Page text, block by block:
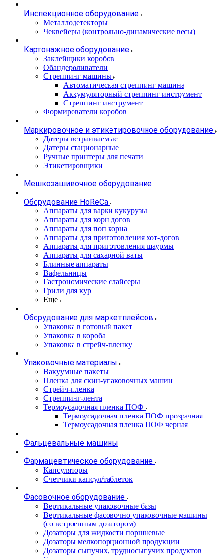
Инспекционное оборудование
Металлодетекторы
Чеквейеры (контрольно-динамические весы)
Картонажное оборудование
Заклейщики коробов
Обандероливатели
Стреппинг машины
Автоматическая стреппинг машина
Аккумуляторный стреппинг инструмент
Стреппинг инструмент
Формирователи коробов
Маркировочное и этикетировочное оборудование
Датеры встраиваемые
Датеры стационарные
Ручные принтеры для печати
Этикетировщики
Мешкозашивочное оборудование
Оборудование HoReCa
Аппараты для варки кукурузы
Аппараты для корн догов
Аппараты для поп корна
Аппараты для приготовления хот-догов
Аппараты для приготовления шаурмы
Аппараты для сахарной ваты
Блинные аппараты
Вафельницы
Гастрономические слайсеры
Грили для кур
Еще
Оборудование для маркетплейсов
Упаковка в готовый пакет
Упаковка в короба
Упаковка в стрейч-пленку
Упаковочные материалы
Вакуумные пакеты
Пленка для скин-упаковочных машин
Стрейч-пленка
Стреппинг-лента
Термоусадочная пленка ПОФ
Термоусадочная пленка ПОФ прозрачная
Термоусадочная пленка ПОФ черная
Фальцевальные машины
Фармацевтическое оборудование
Капсуляторы
Счетчики капсул/таблеток
Фасовочноe оборудование
Вертикальные упаковочные базы
Вертикальные фасовочно упаковочные машины
(со встроенным дозатором)
Дозаторы для жидкости поршневые
Дозаторы мелкопорционной продукции
Дозаторы сыпучих, трудносыпучих продуктов